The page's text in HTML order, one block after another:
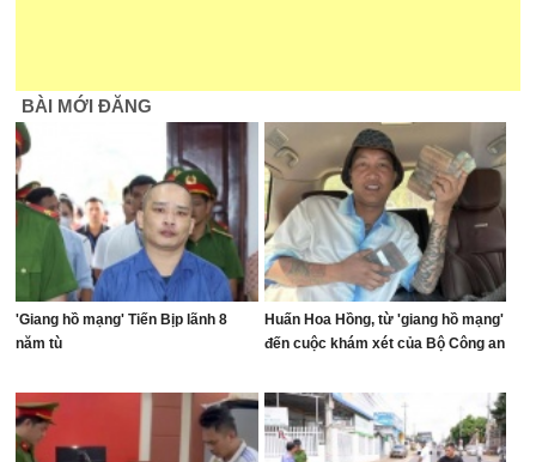
BÀI MỚI ĐĂNG
'Giang hồ mạng' Tiến Bịp lãnh 8
năm tù
Huấn Hoa Hồng, từ 'giang hồ mạng'
đến cuộc khám xét của Bộ Công an